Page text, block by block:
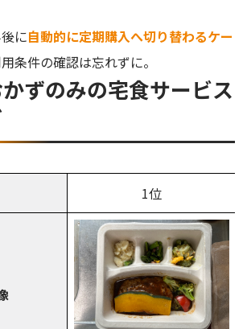
に自動的に定期購入へ切り替わるケー
条件の確認は忘れずに。
ずのみの宅食サービス
1位